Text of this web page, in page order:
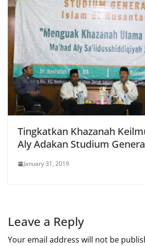
Tingkatkan Khazanah
Aly Adakan Studium
January 31, 2019
Leave a Reply
Your email address will not be